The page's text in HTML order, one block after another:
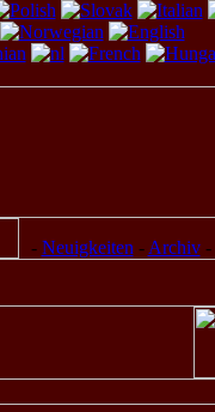
- Neuigkeiten - Archiv-